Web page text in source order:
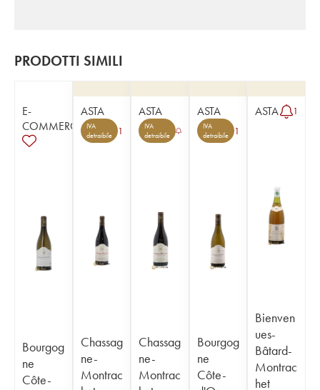
PRODOTTI SIMILI
E-
COMMERCE
Bourgog
ne
Côte-
ASTA
IVA
detraibile
1
Chassag
ne-
Montrac
ASTA
IVA
detraibile
Chassag
ne-
Montrac
ASTA
IVA
detraibile
1
Bourgog
ne
Côte-
ASTA 1
Bienven
ues-
Bâtard-
Montrac
het